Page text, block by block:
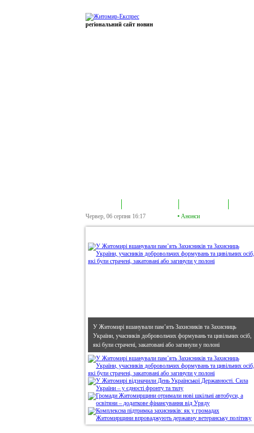
регіональний сайт новин
Червер, 06 серпня 16:17 • Анонси
У Житомирі вшанували пам’ять Захисників та Захисниць
України, учасників добровольчих формувань та цивільних осіб,
які були страчені, закатовані або загинули у полоні